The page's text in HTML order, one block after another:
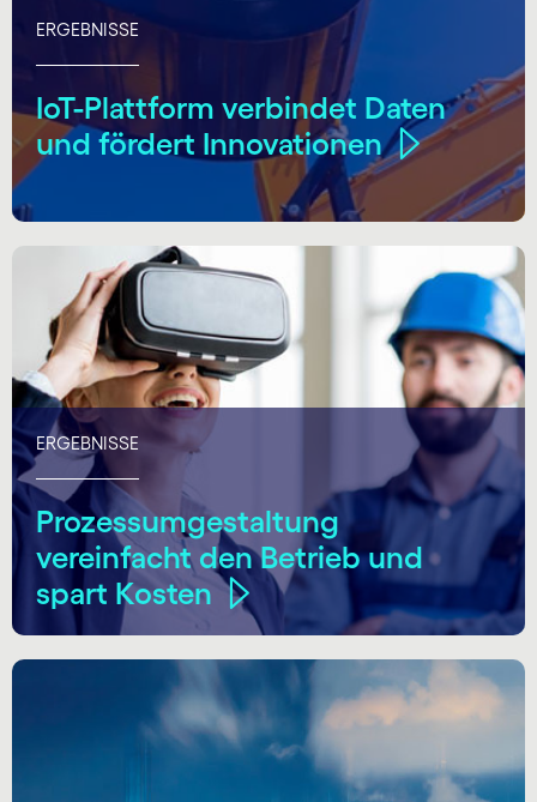
ERGEBNISSE
IoT-Plattform verbindet Daten
und fördert Innovationen
ERGEBNISSE
Prozessumgestaltung
vereinfacht den Betrieb und
spart Kosten